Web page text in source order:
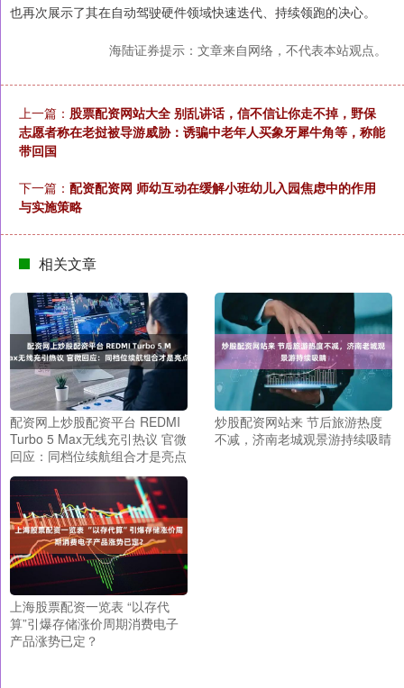
也再次展示了其在自动驾驶硬件领域快速迭代、持续领跑的决心。
海陆证券提示：文章来自网络，不代表本站观点。
上一篇： 股票配资网站大全 别乱讲话，信不信让你走不掉，野保
志愿者称在老挝被导游威胁：诱骗中老年人买象牙犀牛角等，称能
带回国
下一篇： 配资配资网 师幼互动在缓解小班幼儿入园焦虑中的作用
与实施策略
相关文章
配资网上炒股配资平台 REDMI
Turbo 5 Max无线充引热议 官微
回应：同档位续航组合才是亮点
炒股配资网站来 节后旅游热度
不减，济南老城观景游持续吸睛
上海股票配资一览表 “以存代
算”引爆存储涨价周期消费电子
产品涨势已定？